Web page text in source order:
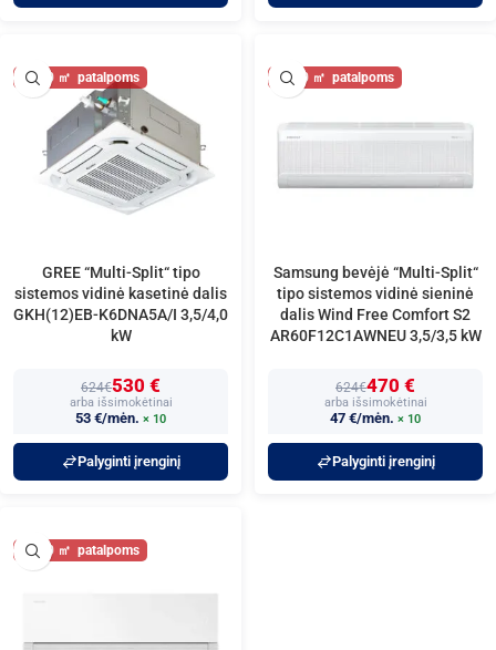
40
GREE “Multi-Split“ tipo
sistemos vidinė kasetinė dalis
GKH(12)EB-K6DNA5A/I 3,5/4,0
kW
624€530 €
arba išsimokėtinai
53 €/mėn. × 10
Palyginti įrenginį
40
Samsung bevėjė “Multi-Split“
tipo sistemos vidinė sieninė
dalis Wind Free Comfort S2
AR60F12C1AWNEU 3,5/3,5 kW
624€470 €
arba išsimokėtinai
47 €/mėn. × 10
Palyginti įrenginį
40